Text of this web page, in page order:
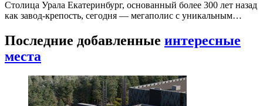
Столица Урала Екатеринбург, основанный более 300 лет назад
как завод-крепость, сегодня — мегаполис с уникальным…
Последние добавленные интересные
места